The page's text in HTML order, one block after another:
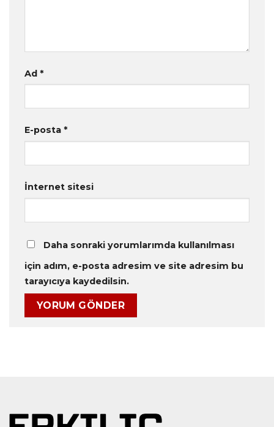
Ad *
E-posta *
İnternet sitesi
Daha sonraki yorumlarımda kullanılması
için adım, e-posta adresim ve site adresim bu
tarayıcıya kaydedilsin.